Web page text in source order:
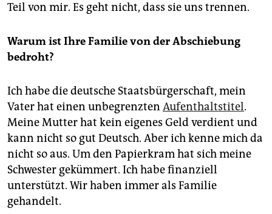
Teil von mir. Es geht nicht, dass sie uns trennen.
Warum ist Ihre Familie von der Abschiebung
bedroht?
Ich habe die deutsche Staatsbürgerschaft, mein
Vater hat einen unbegrenzten Aufenthaltstitel.
Meine Mutter hat kein eigenes Geld verdient und
kann nicht so gut Deutsch. Aber ich kenne mich da
nicht so aus. Um den Papierkram hat sich meine
Schwester gekümmert. Ich habe finanziell
unterstützt. Wir haben immer als Familie
gehandelt.